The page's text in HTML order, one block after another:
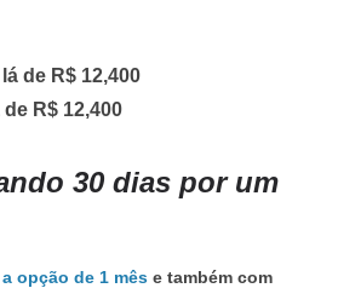
de R$ 12,400
R$ 12,400
30 dias por um
opção de 1 mês e também com